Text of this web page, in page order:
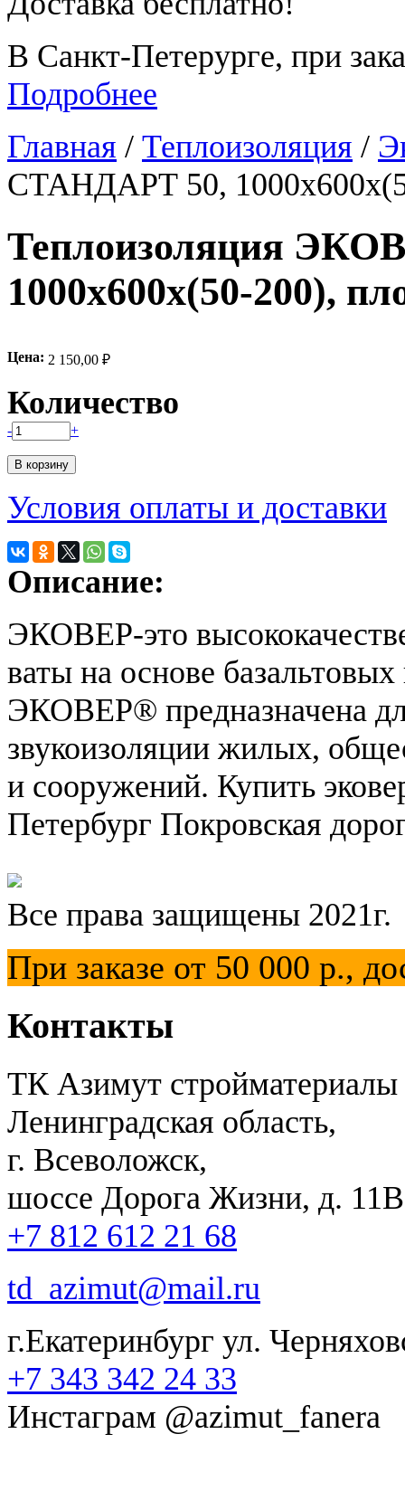
В Санкт-Петерурге, при
Подробнее
Главная / Теплоизоляция /
СТАНДАРТ 50,
Теплоизоляция
1000х600х(50-200),
Цена: 2 150,00 ₽
Количество
- +
Условия оплаты и доставки
Описание:
ЭКОВЕР-это
ваты на основе
ЭКОВЕР® предназначена
звукоизоляции жилых,
и сооружений. Купить
Петербург Покровская
Все права защищены 2021г.
При заказе от 50 000 р.,
Контакты
ТК Азимут стройматериалы
Ленинградская область,
г. Всеволожск,
шоссе Дорога Жизни, д.
+7 812 612 21 68
td_azimut@mail.ru
г.Екатеринбург ул.
+7 343 342 24 33
Инстаграм @azimut_fanera